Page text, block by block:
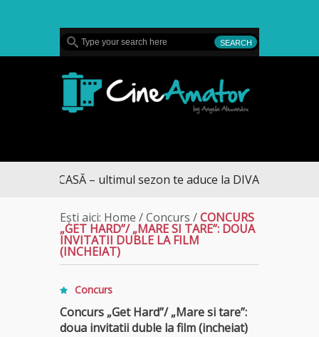
CASĂ – ultimul sezon te aduce la DIVA
Ești aici: Home /Concurs /CONCURS
„GET HARD”/ „MARE SI TARE”: DOUA
INVITATII DUBLE LA FILM
(INCHEIAT)
Concurs
Concurs „Get Hard”/ „Mare si tare”:
doua invitatii duble la film (incheiat)